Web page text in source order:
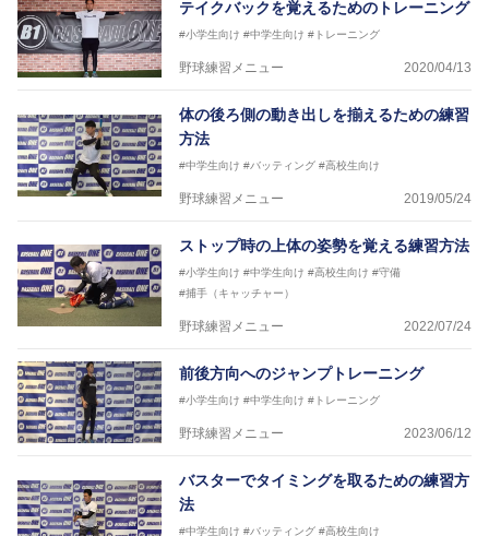
テイクバックを覚えるためのトレーニング
#小学生向け #中学生向け #トレーニング
野球練習メニュー 2020/04/13
体の後ろ側の動き出しを揃えるための練習
方法
#中学生向け #バッティング #高校生向け
野球練習メニュー 2019/05/24
ストップ時の上体の姿勢を覚える練習方法
#小学生向け #中学生向け #高校生向け #守備
#捕手（キャッチャー）
野球練習メニュー 2022/07/24
前後方向へのジャンプトレーニング
#小学生向け #中学生向け #トレーニング
野球練習メニュー 2023/06/12
バスターでタイミングを取るための練習方
法
#中学生向け #バッティング #高校生向け